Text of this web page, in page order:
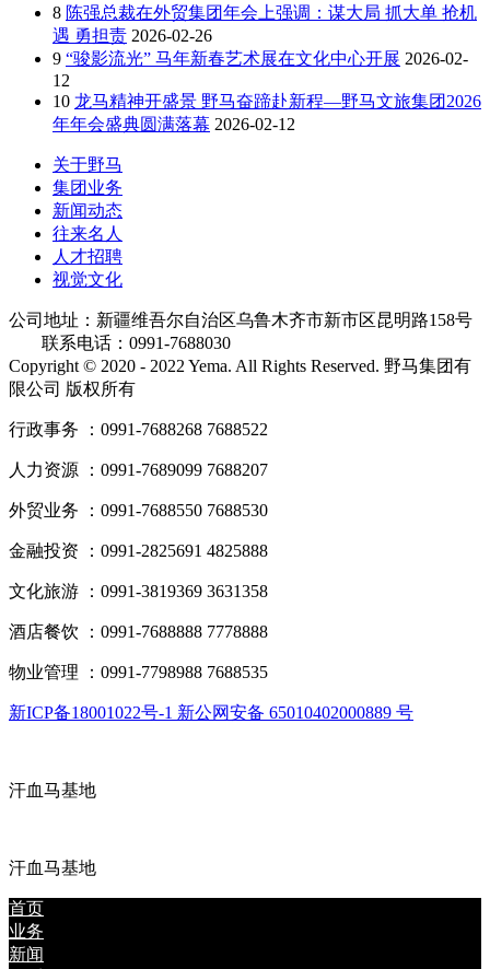
8 陈强总裁在外贸集团年会上强调：谋大局 抓大单 抢机
遇 勇担责 2026-02-26
9 “骏影流光” 马年新春艺术展在文化中心开展 2026-02-
12
10 龙马精神开盛景 野马奋蹄赴新程—野马文旅集团2026
年年会盛典圆满落幕 2026-02-12
关于野马
集团业务
新闻动态
往来名人
人才招聘
视觉文化
公司地址：新疆维吾尔自治区乌鲁木齐市新市区昆明路158号
联系电话：0991-7688030
Copyright © 2020 - 2022 Yema. All Rights Reserved. 野马集团有
限公司 版权所有
行政事务 ：0991-7688268 7688522
人力资源 ：0991-7689099 7688207
外贸业务 ：0991-7688550 7688530
金融投资 ：0991-2825691 4825888
文化旅游 ：0991-3819369 3631358
酒店餐饮 ：0991-7688888 7778888
物业管理 ：0991-7798988 7688535
新ICP备18001022号-1 新公网安备 65010402000889 号
汗血马基地
汗血马基地
首页
业务
新闻